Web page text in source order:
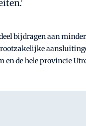
bijdragen aan
en de hele provincie